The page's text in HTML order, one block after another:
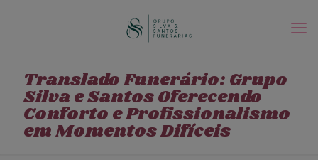
Translado Funerário: Grupo
Silva e Santos Oferecendo
Conforto e Profissionalismo
em Momentos Difíceis